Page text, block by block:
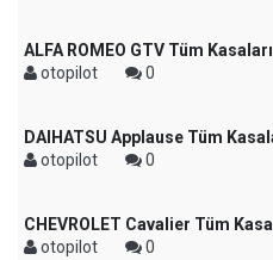
ALFA ROMEO GTV Tüm
otopilot
0
DAIHATSU Applause Tüm
otopilot
0
CHEVROLET Cavalier Tüm
otopilot
0